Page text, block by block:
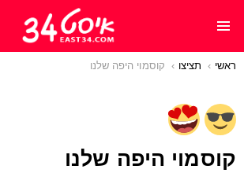
You are here:
ראשי תציצו קוסמוי היפה שלנו
קוסמוי היפה שלנו